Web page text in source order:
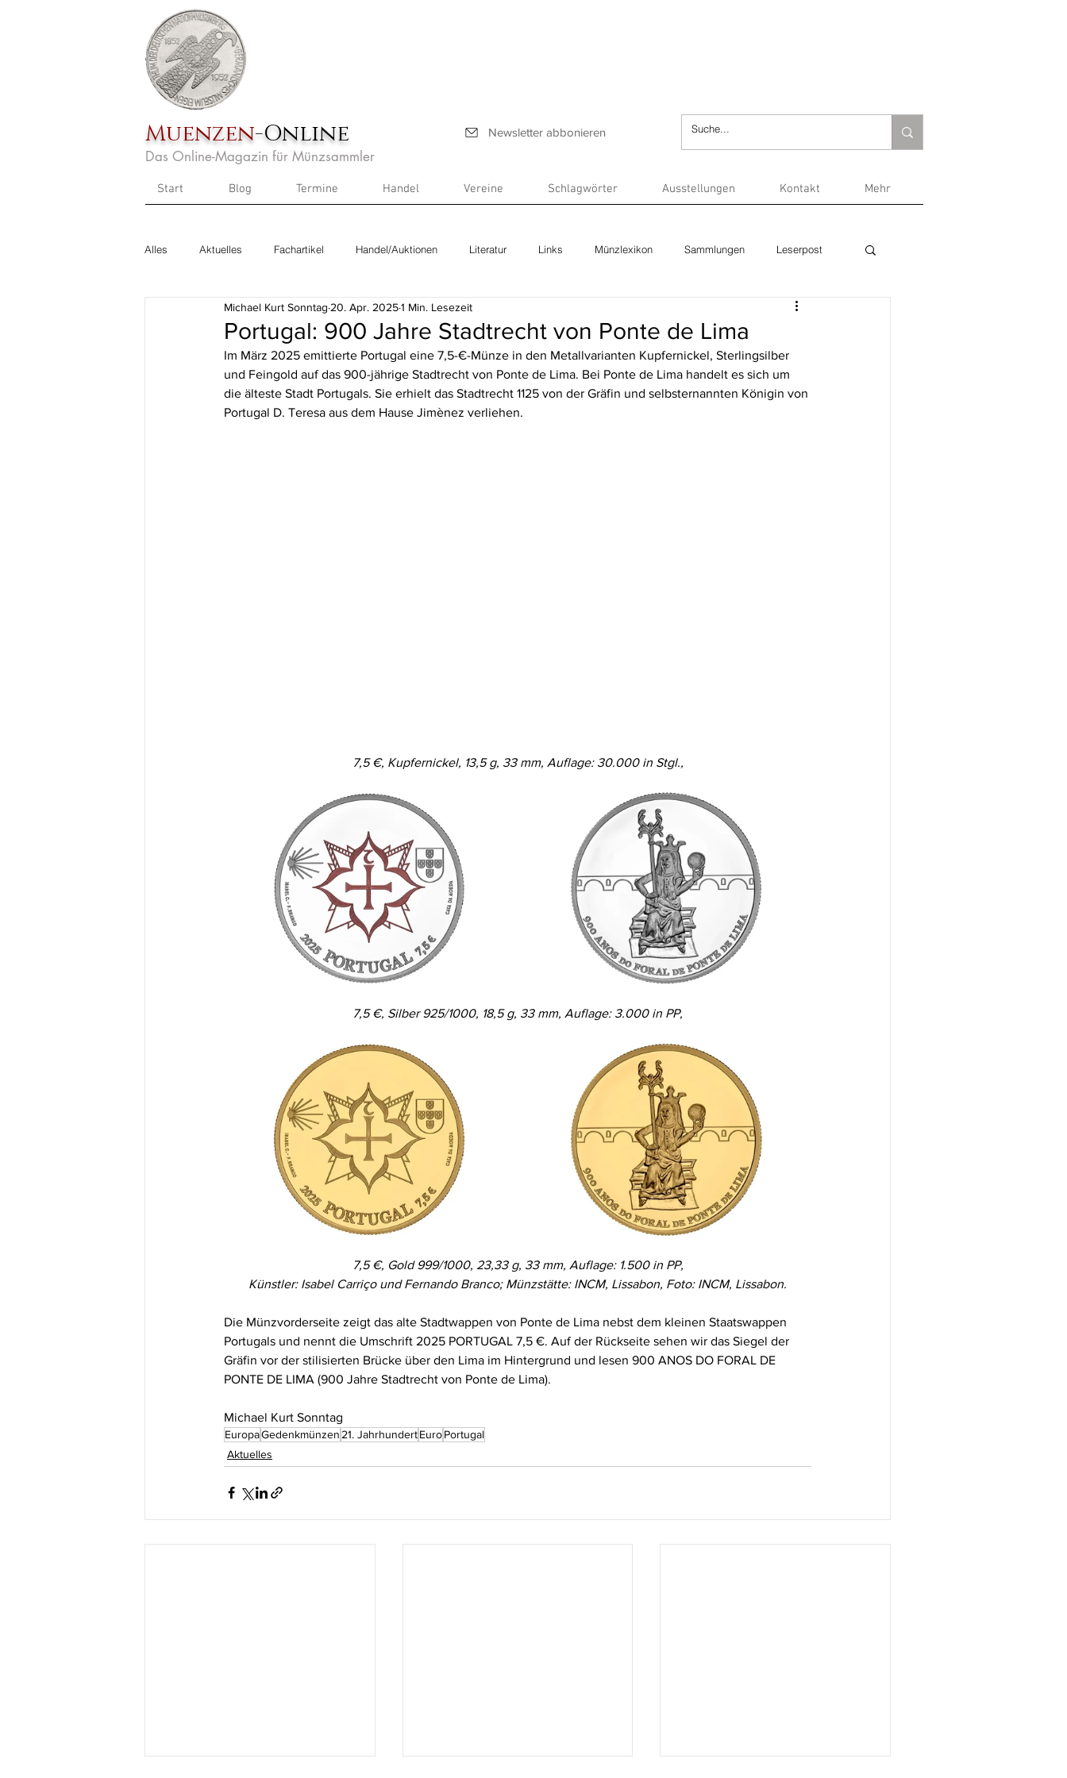
Muenzen-Online Newsletter abbonieren
Das Online-Magazin für Münzsammler
Start Blog Termine Handel Vereine Schlagwörter Ausstellungen Kontakt Mehr
Alles Aktuelles Fachartikel Handel/Auktionen Literatur Links Münzlexikon Sammlungen Leserpost
Portugal: 900 Jahre Stadtrecht von Ponte de Lima
Michael Kurt Sonntag 20. Apr. 20251 Min. Lesezeit
Im März 2025 emittierte Portugal eine 7,5-€-Münze in den Metallvarianten Kupfernickel, Sterlingsilber
und Feingold auf das 900-jährige Stadtrecht von Ponte de Lima. Bei Ponte de Lima handelt es sich um
die älteste Stadt Portugals. Sie erhielt das Stadtrecht 1125 von der Gräfin und selbsternannten Königin von
Portugal D. Teresa aus dem Hause Jimènez verliehen.
7,5 €, Kupfernickel, 13,5 g, 33 mm, Auflage: 30.000 in Stgl.,
7,5 €, Silber 925/1000, 18,5 g, 33 mm, Auflage: 3.000 in PP,
7,5 €, Gold 999/1000, 23,33 g, 33 mm, Auflage: 1.500 in PP,
Künstler: Isabel Carriço und Fernando Branco; Münzstätte: INCM, Lissabon, Foto: INCM, Lissabon.
Die Münzvorderseite zeigt das alte Stadtwappen von Ponte de Lima nebst dem kleinen Staatswappen
Portugals und nennt die Umschrift 2025 PORTUGAL 7,5 €. Auf der Rückseite sehen wir das Siegel der
Gräfin vor der stilisierten Brücke über den Lima im Hintergrund und lesen 900 ANOS DO FORAL DE
PONTE DE LIMA (900 Jahre Stadtrecht von Ponte de Lima).
Michael Kurt Sonntag
EuropaGedenkmünzen 21. JahrhundertEuroPortugal
Aktuelles